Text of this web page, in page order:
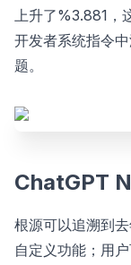
上升了%3.881，
开发者系统指令
题。
ChatGPT
根源可以追溯到
自定义功能；用